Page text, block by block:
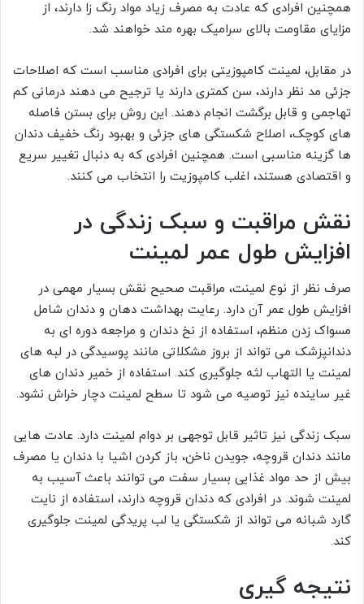
همچنین افرادی که عادت به مصرف زیاد مواد رنگ زا دارند، از
مزایای مقاومت بالای سرامیک بهره مند خواهند شد.
در مقابل، لمینت کامپوزیتی برای افرادی مناسب است که اصلاحات
جزئی مد نظر دارند، سن کمتری دارند یا ترجیح می دهند درمانی کم
تهاجمی و قابل برگشت انجام دهند. این روش برای بستن فاصله
های کوچک، اصلاح شکستگی های جزئی و بهبود رنگ خفیف دندان
ها گزینه مناسبی است. همچنین افرادی که به دنبال تغییر سریع
و اقتصادی هستند، اغلب کامپوزیت را انتخاب می کنند.
نقش مراقبت و سبک زندگی در
افزایش طول عمر لمینت
صرف نظر از نوع لمینت، مراقبت صحیح نقش بسیار مهمی در
افزایش طول عمر آن دارد. رعایت بهداشت دهان و دندان شامل
مسواک زدن منظم، استفاده از نخ دندان و مراجعه دوره ای به
دندانپزشک می تواند از بروز مشکلاتی مانند پوسیدگی در لبه های
لمینت یا التهاب لثه جلوگیری کند. استفاده از خمیر دندان های
غیر ساینده نیز توصیه می شود تا سطح لمینت دچار خراش نشود.
سبک زندگی نیز تاثیر قابل توجهی بر دوام لمینت دارد. عادت هایی
مانند دندان قروچه، جویدن ناخن، باز کردن اشیا با دندان یا مصرف
بیش از حد مواد غذایی بسیار سفت می توانند باعث آسیب به
لمینت شوند. در افرادی که دندان قروچه دارند، استفاده از نایت
گارد شبانه می تواند از شکستگی یا لب پریدگی لمینت جلوگیری
کند.
نتیجه گیری